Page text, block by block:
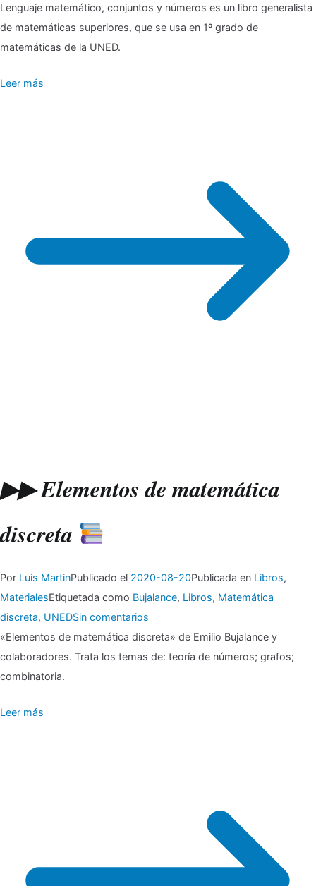
▶▶
Lenguaje matemático, conjuntos y números es un libro generalista
de matemáticas superiores, que se usa en 1º grado de
matemáticas de la UNED.
Leer más
▶▶ Elementos de matemática
discreta
Por Luis MartinPublicado el 2020-08-20Publicada en Libros,
MaterialesEtiquetada como Bujalance, Libros, Matemática
discreta, UNEDSin comentarios
▶▶
Elementos
«Elementos de matemática discreta» de Emilio Bujalance y
colaboradores. Trata los temas de: teoría de números; grafos;
combinatoria.
Leer más